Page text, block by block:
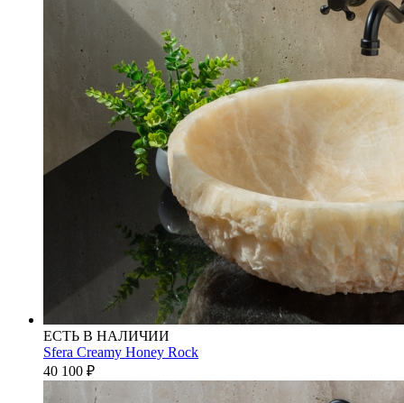
ЕСТЬ В НАЛИЧИИ
Sfera Creamy Honey Rock
40 100 ₽